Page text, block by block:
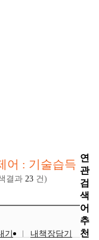
어 : 기술습득
결과 23 건)
기
내책장담기
연
관
검
색
어
추
천